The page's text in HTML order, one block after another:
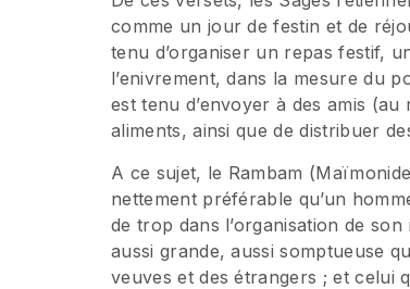
comme un jour de festin et de
tenu d’organiser un repas festif,
l’enivrement, dans la mesure du
est tenu d’envoyer à des amis
aliments, ainsi que de distribuer
A ce sujet, le Rambam
nettement préférable qu’un
de trop dans l’organisation de son
aussi grande, aussi somptueuse
veuves et des étrangers ; et celui